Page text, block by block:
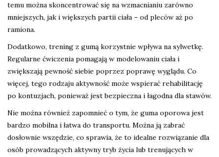
temu można skoncentrować się na wzmacnianiu zarówno
mniejszych, jak i większych partii ciała – od pleców aż po
ramiona.
Dodatkowo, trening z gumą korzystnie wpływa na sylwetkę.
Regularne ćwiczenia pomagają w modelowaniu ciała i
zwiększają pewność siebie poprzez poprawę wyglądu. Co
więcej, tego rodzaju aktywność może wspierać rehabilitację
po kontuzjach, ponieważ jest bezpieczna i łagodna dla stawów.
Nie można również zapomnieć o tym, że guma oporowa jest
bardzo mobilna i łatwa do transportu. Można ją zabrać
dosłownie wszędzie, co sprawia, że to idealne rozwiązanie dla
osób prowadzących aktywny tryb życia lub trenujących w